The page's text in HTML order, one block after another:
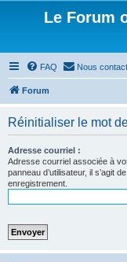
Le Forum
FAQ Nous
Forum
Réinitialiser le mot
Adresse courriel :
Adresse courriel associée à
panneau d’utilisateur, il s’agit
enregistrement.